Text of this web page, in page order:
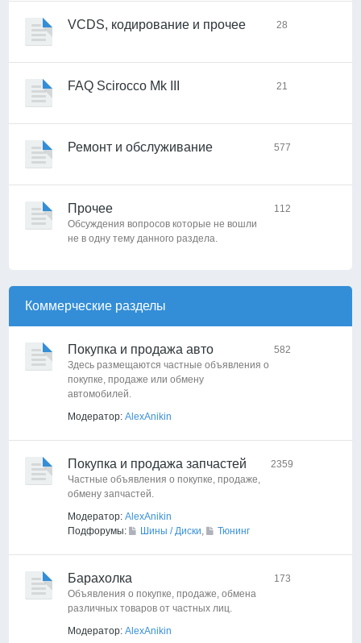
VCDS, кодирование и прочее 28
FAQ Scirocco Mk III 21
Ремонт и обслуживание 577
Прочее
Обсуждения вопросов которые не вошли
не в одну тему данного раздела.
112
Коммерческие разделы
Покупка и продажа авто
Здесь размещаются частные объявления о
покупке, продаже или обмену
автомобилей.
Модератор: AlexAnikin
582
Покупка и продажа запчастей
Частные объявления о покупке, продаже,
обмену запчастей.
Модератор: AlexAnikin
Подфорумы:
Шины / Диски, Тюнинг
2359
Барахолка
Объявления о покупке, продаже, обмена
различных товаров от частных лиц.
Модератор: AlexAnikin
173